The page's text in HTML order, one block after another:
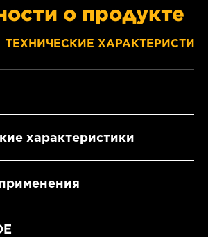
о продукте
ТЕХНИЧЕСКИЕ
характеристики